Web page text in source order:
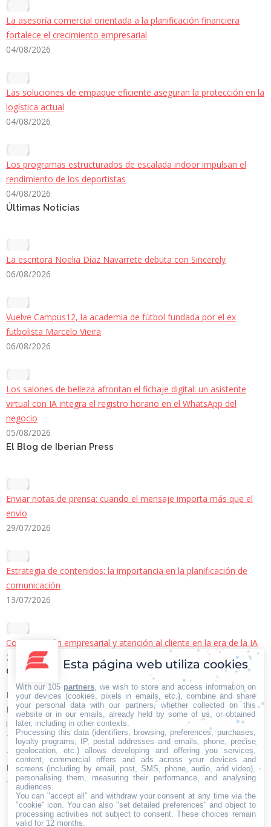
La asesoría comercial orientada a la planificación financiera
fortalece el crecimiento empresarial
04/08/2026
Las soluciones de empaque eficiente aseguran la protección en la
logística actual
04/08/2026
Los programas estructurados de escalada indoor impulsan el
rendimiento de los deportistas
04/08/2026
Últimas Noticias
La escritora Noelia Díaz Navarrete debuta con Sincerely
06/08/2026
Vuelve Campus12, la academia de fútbol fundada por el ex
futbolista Marcelo Vieira
06/08/2026
Los salones de belleza afrontan el fichaje digital: un asistente
virtual con IA integra el registro horario en el WhatsApp del
negocio
05/08/2026
El Blog de Iberian Press
Enviar notas de prensa: cuando el mensaje importa más que el
envío
29/07/2026
Estrategia de contenidos: la importancia en la planificación de
comunicación
13/07/2026
Comunicación empresarial y atención al cliente en la era de la IA
22/06/2026
Contacto Iberian Press
Principales vías de contacto:
E-mail:
info@iberianpress.es
Teléfono:
+34 911863556
Fax:
+34 911863556
Encuéntranos en:
Facebook
page
X
page
YouTube
page
Rss
page
Esta página web utiliza cookies
With our 105 partners , we wish to store and access information on
your devices (cookies, pixels in emails, etc.), combine and share
your personal data with our partners, whether collected on this
website or in our emails, already held by some of us, or obtained
later, including in other contexts.
Processing this data (identifiers, browsing, preferences, purchases,
loyalty programs, IP, postal addresses and emails, phone, precise
geolocation, etc.) allows developing and offering you services,
content, commercial offers and ads across your devices and
screens (including by email, post, SMS, phone, audio, and video),
personalising them, measuring their performance, and analysing
audiences.
You can "accept all" and withdraw your consent at any time via the
"cookie" icon . You can also "set detailed preferences" and object to
processing activities not subject to consent. These choices remain
valid for 12 months.